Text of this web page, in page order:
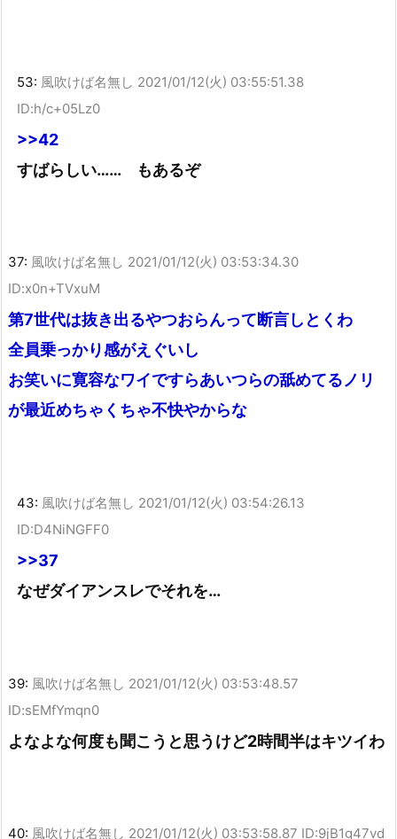
53: 風吹けば名無し 2021/01/12(火) 03:55:51.38
ID:h/c+05Lz0
>>42
すばらしい…… もあるぞ
37: 風吹けば名無し 2021/01/12(火) 03:53:34.30
ID:x0n+TVxuM
第7世代は抜き出るやつおらんって断言しとくわ
全員乗っかり感がえぐいし
お笑いに寛容なワイですらあいつらの舐めてるノリ
が最近めちゃくちゃ不快やからな
43: 風吹けば名無し 2021/01/12(火) 03:54:26.13
ID:D4NiNGFF0
>>37
なぜダイアンスレでそれを…
39: 風吹けば名無し 2021/01/12(火) 03:53:48.57
ID:sEMfYmqn0
よなよな何度も聞こうと思うけど2時間半はキツイわ
40: 風吹けば名無し 2021/01/12(火) 03:53:58.87 ID:9jB1g47vd